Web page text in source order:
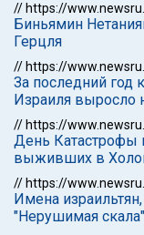
// https://
Биньямин
Герцля
// https://
За последний год
Израиля выросло
// https://
День Катастрофы
выживших в
// https://
Имена
"Нерушимая скала"